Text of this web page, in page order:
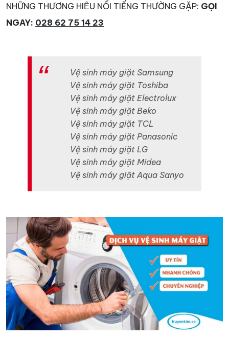
NHỮNG THƯƠNG HIỆU NỔI TIẾNG THƯỜNG GẶP: GỌI
NGAY: 028 62 75 14 23
Vệ sinh máy giặt Samsung
Vệ sinh máy giặt Toshiba
Vệ sinh máy giặt Electrolux
Vệ sinh máy giặt Beko
Vệ sinh máy giặt TCL
Vệ sinh máy giặt Panasonic
Vệ sinh máy giặt LG
Vệ sinh máy giặt Midea
Vệ sinh máy giặt Aqua Sanyo